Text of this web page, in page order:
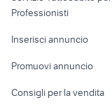
Informatica
Console e
Fotografia
Professionisti
Inserisci annuncio
Promuovi annuncio
Consigli per la vendita